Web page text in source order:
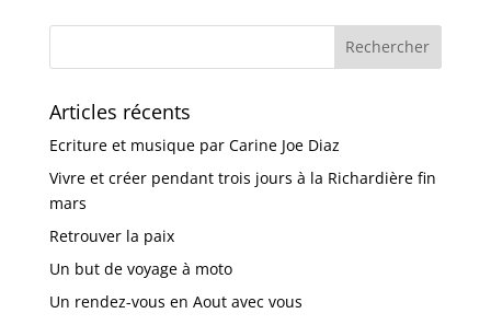
Articles récents
Ecriture et musique par Carine Joe Diaz
Vivre et créer pendant trois jours à la Richardière fin
mars
Retrouver la paix
Un but de voyage à moto
Un rendez-vous en Aout avec vous